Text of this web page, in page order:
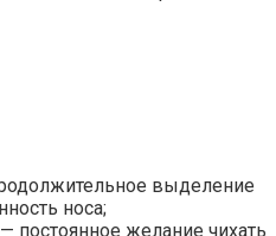
выделение
носа;
— постоянное желание чихать